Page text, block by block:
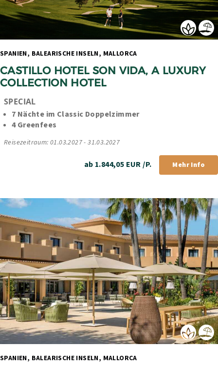
CASTILLO HOTEL SON VIDA, A LUXURY
COLLECTION HOTEL
SPECIAL
7 Nächte im Classic Doppelzimmer
4 Greenfees
Reisezeitraum: 01.03.2027 - 31.03.2027
ab 1.844,05 EUR /P. Mehr Info